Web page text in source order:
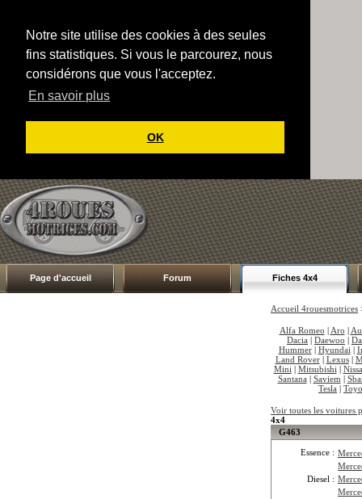
Notre site utilise des cookies à des seules
fins statistiques. Si vous le parcourez, nous
considérons que vous l'acceptez.
En savoir plus
OK
Page d'accueil Forum Fiches 4x4
Accueil 4rouesmotrices
Alfa Romeo | Aro |
Dacia | Daewoo |
Hummer| Hyundai |
Land Rover| Lexus|
Mini | Mitsubishi |
Santana | Saviem |
Tesla |
Voir toutes les voitures
4x4
G463
Essence :
Diesel :